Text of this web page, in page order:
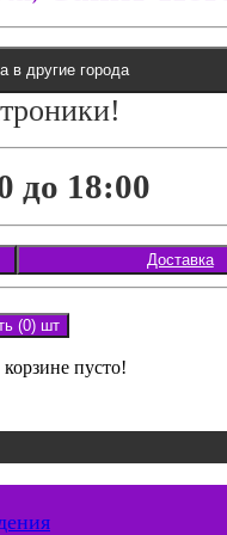
в другие города
до 18:00
Доставка
(0) шт
пусто!